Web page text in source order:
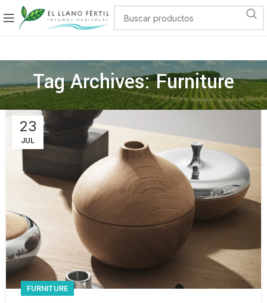
Tag Archives: Furniture
23
JUL
FURNITURE